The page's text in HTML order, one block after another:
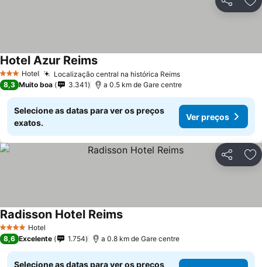
Partilhar
3 EstrelasHotel Localização central na histórica Reims
Hotel Azur Reims
8,3 Muito boa 3.341 a 0.5 km de Gare centre
Selecione as datas para ver os preços
exatos.
Ver preços
Partilhar
4 EstrelasHotel
Radisson Hotel Reims
8,6 Excelente 1.754 a 0.8 km de Gare centre
Selecione as datas para ver os preços